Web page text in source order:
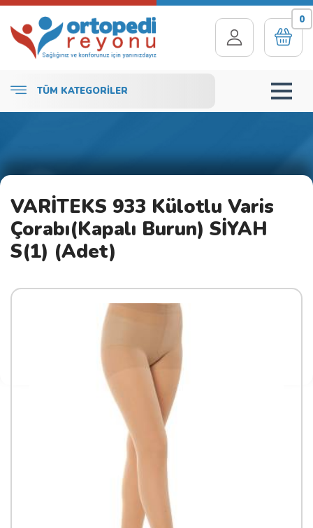
0
TÜM KATEGORİLER
VARİTEKS 933 Külotlu Varis
Çorabı(Kapalı Burun) SİYAH
S(1) (Adet)